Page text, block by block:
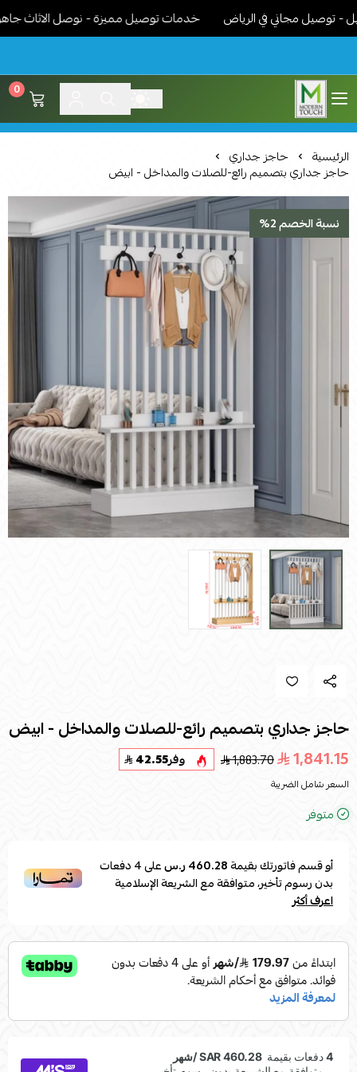
مجاني في الرياض خدمات توصيل مميزة - نوصل الاثاث جاهز
اثاث مودرن لمسة عصرية
0
الرئيسية حاجز جداري
حاجز جداري بتصميم رائع-للصلات والمداخل - ابيض
نسبة الخصم 2%
حاجز جداري بتصميم رائع-للصلات والمداخل - ابيض
1,841.15
1,883.70 وفر42.55
السعر شامل الضريبة
متوفر
أو قسم فاتورتك بقيمة460.28 ر.س على4دفعات
بدون رسوم تأخير، متوافقة مع الشريعة الإسلامية
اعرف أكثر